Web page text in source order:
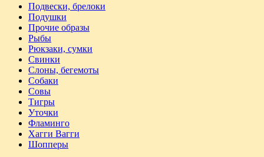
Подвески, брелоки
Подушки
Прочие образы
Рыбы
Рюкзаки, сумки
Свинки
Слоны, бегемоты
Собаки
Совы
Тигры
Уточки
Фламинго
Хагги Вагги
Шопперы